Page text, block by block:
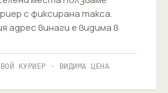
с фиксирана такса.
адрес винаги е видима в
КУРИЕР · ВИДИМА ЦЕНА